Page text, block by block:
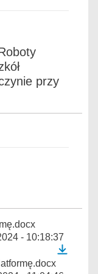
przy
- 10:18:37